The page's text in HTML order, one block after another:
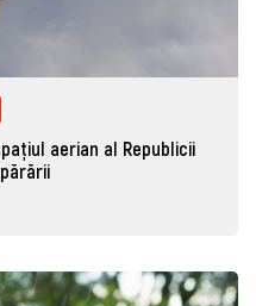
aerian al Republicii